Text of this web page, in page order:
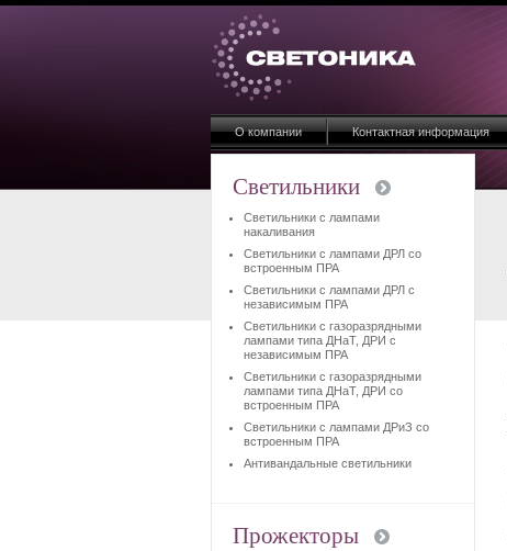
О компании Контактная информация
Светильники
Светильники с лампами
накаливания
Светильники с лампами ДРЛ со
встроенным ПРА
Светильники с лампами ДРЛ с
независимым ПРА
Светильники с газоразрядными
лампами типа ДНаТ, ДРИ с
независимым ПРА
Светильники с газоразрядными
лампами типа ДНаТ, ДРИ со
встроенным ПРА
Светильники с лампами ДРиЗ со
встроенным ПРА
Антивандальные светильники
Прожекторы